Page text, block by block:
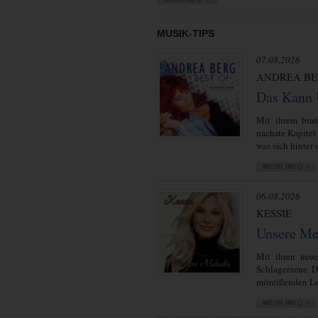
MUSIK-TIPS
07.08.2026
ANDREA
Das Kann
Mit ihrem
nächste
was sich hinter
06.08.2026
KESSIE
Unsere
Mit ihren
Schlagerzene.
mitreißenden